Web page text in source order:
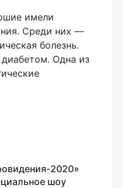
имели
Среди них —
болезнь.
Одна из
2020»
шоу